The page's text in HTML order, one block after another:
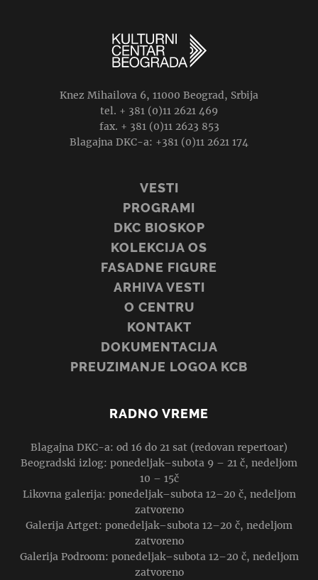
Knez Mihailova 6, 11000 Beograd, Srbija
tel. + 381 (0)11 2621 469
fax. + 381 (0)11 2623 853
Blagajna DKC-a: +381 (0)11 2621 174
VESTI
PROGRAMI
DKC BIOSKOP
KOLEKCIJA OS
FASADNE FIGURE
ARHIVA VESTI
O CENTRU
KONTAKT
DOKUMENTACIJA
PREUZIMANJE LOGOA KCB
RADNO VREME
Blagajna DKC-a: od 16 do 21 sat (redovan repertoar)
Beogradski izlog: ponedeljak–subota 9 – 21 č, nedeljom
10 – 15č
Likovna galerija: ponedeljak–subota 12–20 č, nedeljom
zatvoreno
Galerija Artget: ponedeljak–subota 12–20 č, nedeljom
zatvoreno
Galerija Podroom: ponedeljak–subota 12–20 č, nedeljom
zatvoreno